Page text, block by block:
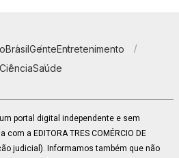
BrasilGenteEntretenimento
CiênciaSaúde
um portal digital independente e sem
a EDITORA TRES COMÉRCIO DE
judicial). Informamos também que não